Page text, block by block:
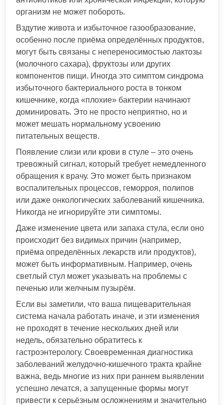
организм не может побороть.
Вздутие живота и избыточное газообразование,
особенно после приёма определённых продуктов,
могут быть связаны с непереносимостью лактозы
(молочного сахара), фруктозы или других
компонентов пищи. Иногда это симптом синдрома
избыточного бактериального роста в тонком
кишечнике, когда «плохие» бактерии начинают
доминировать. Это не просто неприятно, но и
может мешать нормальному усвоению
питательных веществ.
Появление слизи или крови в стуле – это очень
тревожный сигнал, который требует немедленного
обращения к врачу. Это может быть признаком
воспалительных процессов, геморроя, полипов
или даже онкологических заболеваний кишечника.
Никогда не игнорируйте эти симптомы.
Даже изменение цвета или запаха стула, если оно
происходит без видимых причин (например,
приёма определённых лекарств или продуктов),
может быть информативным. Например, очень
светлый стул может указывать на проблемы с
печенью или желчным пузырём.
Если вы заметили, что ваша пищеварительная
система начала работать иначе, и эти изменения
не проходят в течение нескольких дней или
недель, обязательно обратитесь к
гастроэнтерологу. Своевременная диагностика
заболеваний желудочно-кишечного тракта крайне
важна, ведь многие из них при раннем выявлении
успешно лечатся, а запущенные формы могут
привести к серьёзным осложнениям и значительно